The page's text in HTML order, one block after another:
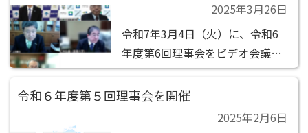
2025年3月26日
令和7年3月4日（火）に、令和6
年度第6回理事会をビデオ会議
（ZOOM）で開催しました。 決
議事項 （1）第1号議案 事業計画
書及び収支予算書の承認の件
令和６年度第５回理事会を開催
2025年2月6日